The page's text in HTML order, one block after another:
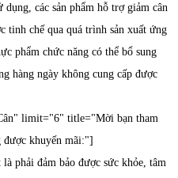
các sản phẩm hỗ trợ giảm cân
tinh chế qua quá trình sản xuất ứng
phẩm chức năng có thể bổ sung
hàng ngày không cung cấp được
limit="6" title="Mời bạn tham
được khuyến mãi:"]
phải đảm bảo được sức khỏe, tâm